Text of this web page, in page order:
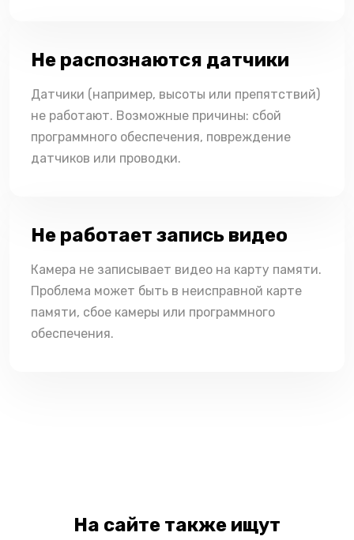
Не распознаются датчики
Датчики (например, высоты или препятствий)
не работают. Возможные причины: сбой
программного обеспечения, повреждение
датчиков или проводки.
Не работает запись видео
Камера не записывает видео на карту памяти.
Проблема может быть в неисправной карте
памяти, сбое камеры или программного
обеспечения.
На сайте также ищут